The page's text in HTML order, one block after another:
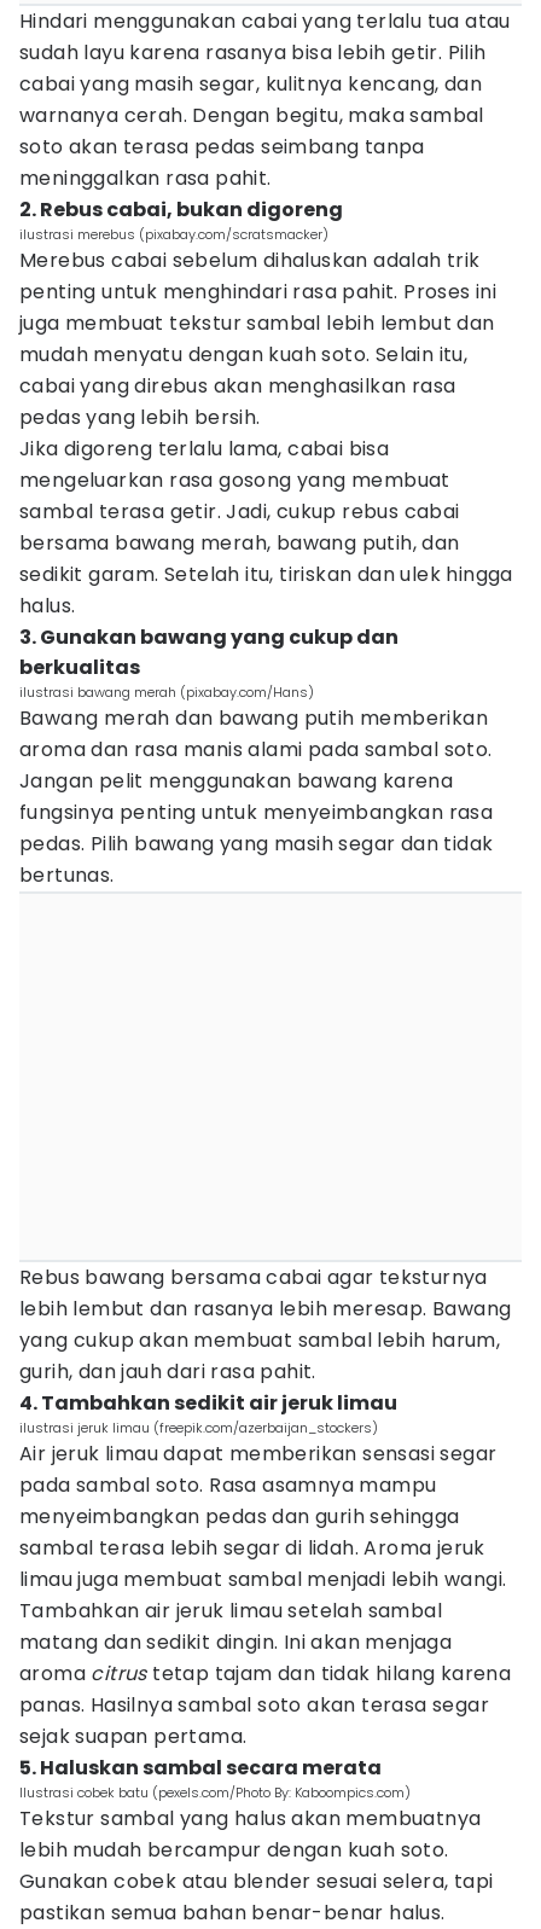
Hindari menggunakan cabai yang terlalu tua atau
sudah layu karena rasanya bisa lebih getir. Pilih
cabai yang masih segar, kulitnya kencang, dan
warnanya cerah. Dengan begitu, maka sambal
soto akan terasa pedas seimbang tanpa
meninggalkan rasa pahit.
2. Rebus cabai, bukan digoreng
ilustrasi merebus (pixabay.com/scratsmacker)
Merebus cabai sebelum dihaluskan adalah trik
penting untuk menghindari rasa pahit. Proses ini
juga membuat tekstur sambal lebih lembut dan
mudah menyatu dengan kuah soto. Selain itu,
cabai yang direbus akan menghasilkan rasa
pedas yang lebih bersih.
Jika digoreng terlalu lama, cabai bisa
mengeluarkan rasa gosong yang membuat
sambal terasa getir. Jadi, cukup rebus cabai
bersama bawang merah, bawang putih, dan
sedikit garam. Setelah itu, tiriskan dan ulek hingga
halus.
3. Gunakan bawang yang cukup dan
berkualitas
ilustrasi bawang merah (pixabay.com/Hans)
Bawang merah dan bawang putih memberikan
aroma dan rasa manis alami pada sambal soto.
Jangan pelit menggunakan bawang karena
fungsinya penting untuk menyeimbangkan rasa
pedas. Pilih bawang yang masih segar dan tidak
bertunas.
Rebus bawang bersama cabai agar teksturnya
lebih lembut dan rasanya lebih meresap. Bawang
yang cukup akan membuat sambal lebih harum,
gurih, dan jauh dari rasa pahit.
4. Tambahkan sedikit air jeruk limau
ilustrasi jeruk limau (freepik.com/azerbaijan_stockers)
Air jeruk limau dapat memberikan sensasi segar
pada sambal soto. Rasa asamnya mampu
menyeimbangkan pedas dan gurih sehingga
sambal terasa lebih segar di lidah. Aroma jeruk
limau juga membuat sambal menjadi lebih wangi.
Tambahkan air jeruk limau setelah sambal
matang dan sedikit dingin. Ini akan menjaga
aroma citrustetap tajam dan tidak hilang karena
panas. Hasilnya sambal soto akan terasa segar
sejak suapan pertama.
5. Haluskan sambal secara merata
Ilustrasi cobek batu (pexels.com/Photo By: Kaboompics.com)
Tekstur sambal yang halus akan membuatnya
lebih mudah bercampur dengan kuah soto.
Gunakan cobek atau blender sesuai selera, tapi
pastikan semua bahan benar-benar halus.